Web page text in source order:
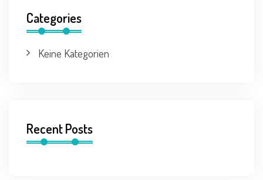
Categories
Keine Kategorien
Recent Posts